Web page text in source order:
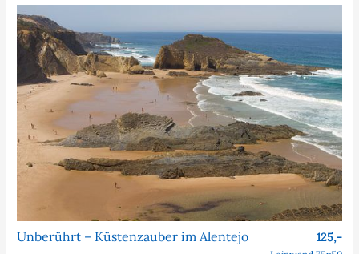
Unberührt – Küstenzauber im Alentejo 125,-